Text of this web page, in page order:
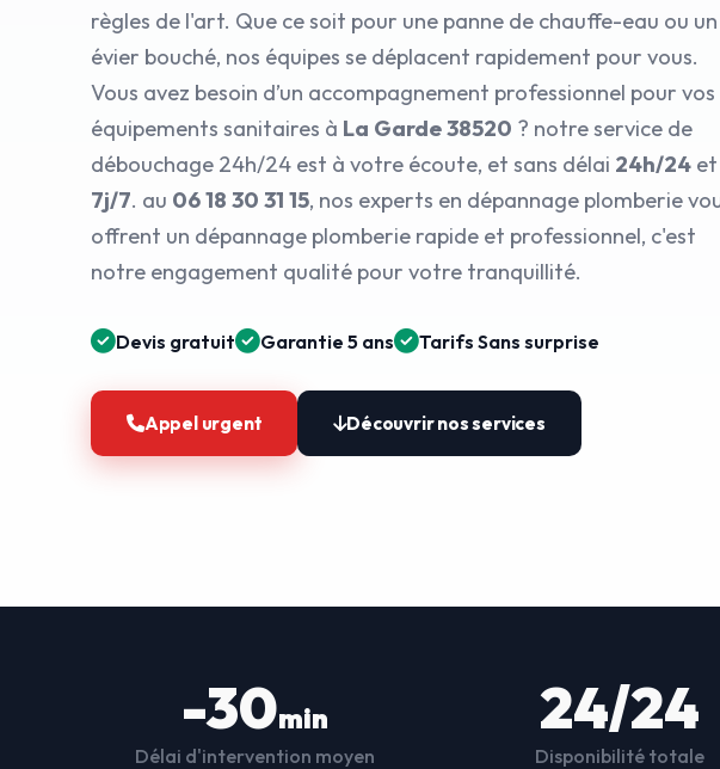
règles de l'art. Que ce soit pour une panne de chauffe-eau ou un
évier bouché, nos équipes se déplacent rapidement pour vous.
Vous avez besoin d’un accompagnement professionnel pour vos
équipements sanitaires à La Garde 38520 ? notre service de
débouchage 24h/24 est à votre écoute, et sans délai 24h/24 et
7j/7. au 06 18 30 31 15, nos experts en dépannage plomberie
offrent un dépannage plomberie rapide et professionnel, c'est
notre engagement qualité pour votre tranquillité.
Devis gratuit Garantie 5 ans Tarifs Sans surprise
Appel urgent Découvrir nos services
-30min
Délai d'intervention moyen
24/24
Disponibilité totale